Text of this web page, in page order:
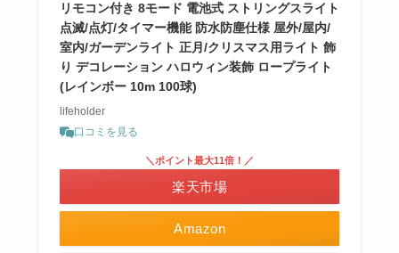
リモコン付き 8モード 電池式 ストリングスライト
点滅/点灯/タイマー機能 防水防塵仕様 屋外/屋内/
室内/ガーデンライト 正月/クリスマス用ライト 飾
り デコレーション ハロウィン装飾 ロープライト
(レインボー 10m 100球)
lifeholder
口コミを見る
Amazon
＼ポイント最大11倍！／
楽天市場